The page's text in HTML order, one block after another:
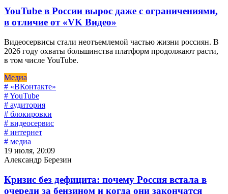
YouTube в России вырос даже с ограничениями,
в отличие от «VK Видео»
Видеосервисы стали неотъемлемой частью жизни россиян. В
2026 году охваты большинства платформ продолжают расти,
в том числе YouTube.
Медиа
# «ВКонтакте»
# YouTube
# аудитория
# блокировки
# видеосервис
# интернет
# медиа
19 июля, 20:09
Александр Березин
Кризис без дефицита: почему Россия встала в
очереди за бензином и когда они закончатся